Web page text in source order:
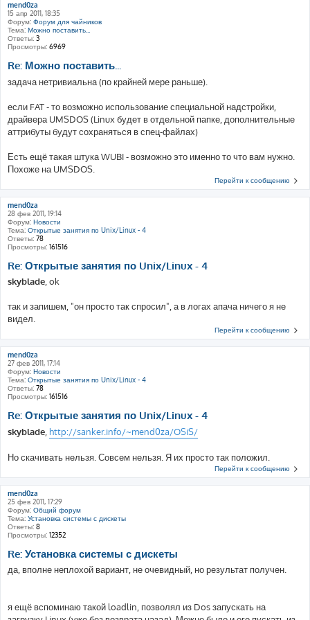
mend0za
15 апр 2011, 18:35
Форум: Форум для чайников
Тема: Можно поставить...
Ответы: 3
Просмотры: 6969
Re: Можно поставить...
задача нетривиальна (по крайней мере раньше).
если FAT - то возможно использование специальной надстройки,
драйвера UMSDOS (Linux будет в отдельной папке, дополнительные
аттрибуты будут сохраняться в спец-файлах)
Есть ещё такая штука WUBI - возможно это именно то что вам нужно.
Похоже на UMSDOS.
Перейти к сообщению
mend0za
28 фев 2011, 19:14
Форум: Новости
Тема: Открытые занятия по Unix/Linux - 4
Ответы: 78
Просмотры: 161516
Re: Открытые занятия по Unix/Linux - 4
skyblade , ok
так и запишем, "он просто так спросил", а в логах апача ничего я не
видел.
Перейти к сообщению
mend0za
27 фев 2011, 17:14
Форум: Новости
Тема: Открытые занятия по Unix/Linux - 4
Ответы: 78
Просмотры: 161516
Re: Открытые занятия по Unix/Linux - 4
skyblade http://sanker.info/~mend0za/OSiS/
Но скачивать нельзя. Совсем нельзя. Я их просто так положил.
Перейти к сообщению
mend0za
25 фев 2011, 17:29
Форум: Общий форум
Тема: Установка системы с дискеты
Ответы: 8
Просмотры: 12352
Re: Установка системы с дискеты
да, вполне неплохой вариант, не очевидный, но результат получен.
я ещё вспоминаю такой loadlin, позволял из Dos запускать на